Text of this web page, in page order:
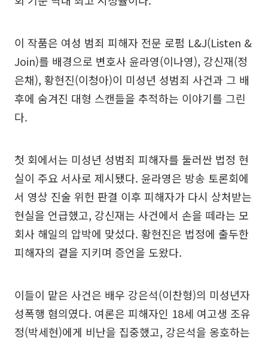
이 작품은 여성 범죄 피해자 전문 로펌 L&J(Listen &
Join)를 배경으로 변호사 윤라영(이나영), 강신재(정
은채), 황현진(이청아)이 미성년 성범죄 사건과 그 배
후에 숨겨진 대형 스캔들을 추적하는 이야기를 그린
다.
첫 회에서는 미성년 성범죄 피해자를 둘러싼 법정 현
실이 주요 서사로 제시됐다. 윤라영은 방송 토론회에
서 영상 진술 위헌 판결 이후 피해자가 다시 상처받는
현실을 언급했고, 강신재는 사건에서 손을 떼라는 모
회사 해일의 압박에 맞섰다. 황현진은 법정에 출두한
피해자의 곁을 지키며 증언을 도왔다.
이들이 맡은 사건은 배우 강은석(이찬형)의 미성년자
성폭행 혐의였다. 여론은 피해자인 18세 여고생 조유
정(박세현)에게 비난을 집중했고, 강은석을 옹호하는